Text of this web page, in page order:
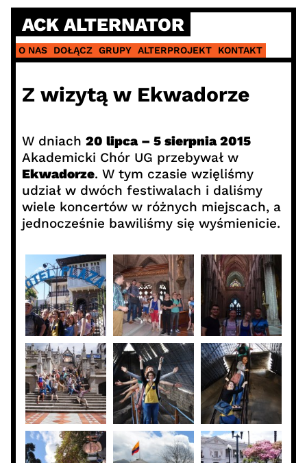
Skip
content
ACK ALTERNATOR
O NAS DOŁĄCZ GRUPY ALTERPROJEKT KONTAKT
Z wizytą w Ekwadorze
W dniach 20 lipca – 5 sierpnia 2015
Akademicki Chór UG przebywał w
Ekwadorze. W tym czasie wzięliśmy
udział w dwóch festiwalach i daliśmy
wiele koncertów w różnych miejscach, a
jednocześnie bawiliśmy się wyśmienicie.